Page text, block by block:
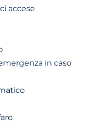
accese
in caso